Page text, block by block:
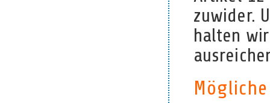
zuwider.
halten
Mögliche